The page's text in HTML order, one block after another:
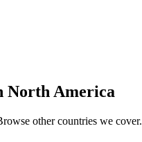
North America
other countries we cover.